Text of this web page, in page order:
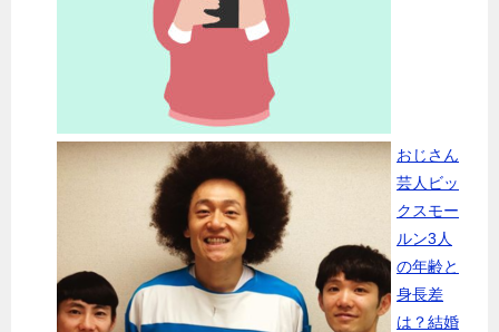
おじさん
芸人ビッ
クスモー
ルン3人
の年齢と
身長差
は？結婚